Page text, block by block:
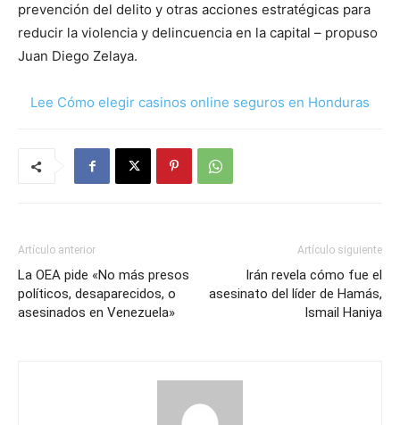
prevención del delito y otras acciones estratégicas para
reducir la violencia y delincuencia en la capital – propuso
Juan Diego Zelaya.
Lee Cómo elegir casinos online seguros en Honduras
Artículo anterior
La OEA pide «No más presos
políticos, desaparecidos, o
asesinados en Venezuela»
Artículo siguiente
Irán revela cómo fue el
asesinato del líder de Hamás,
Ismail Haniya